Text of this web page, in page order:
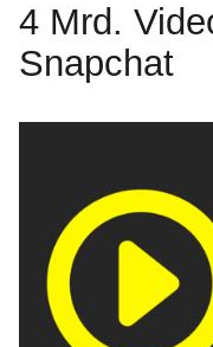
4 Mrd.
Snapchat